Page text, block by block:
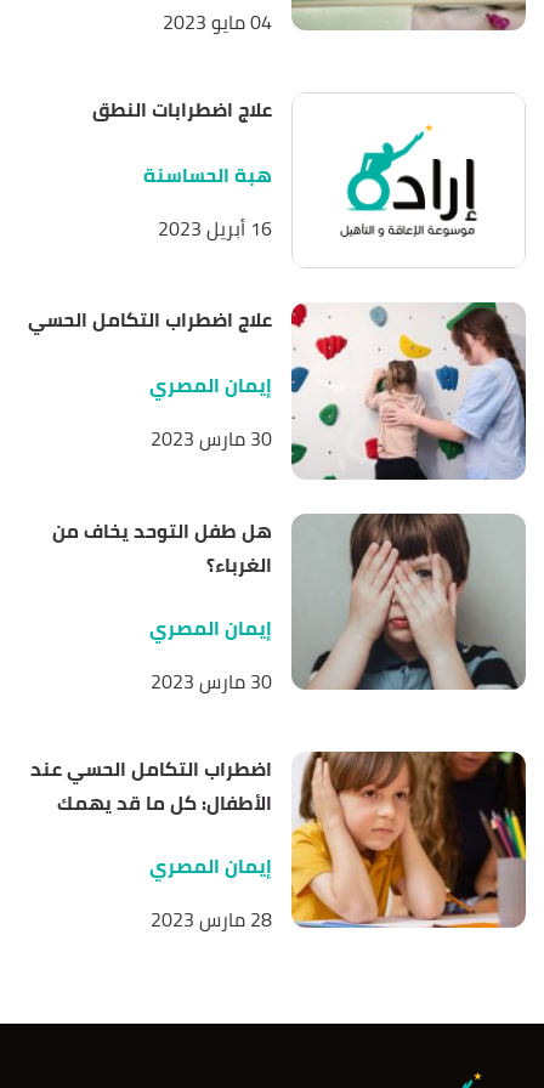
Retrieved 15/5/2023. Edited.
^
"Metatarsus Adductus"
hopkinsmedicine,
Retrieved 15/5/2023. Edited.
"Clubfoot and Other Foot Defects"
,msdmanuals
Retrieved 15/5/2023. Edited.
^
"Newborn Feet: Common Deformities"
,
, Retrieved 15/5/2023. Edited.
04 مايو 2023
علاج اضطرابات النطق
هبة الحساسنة
16 أبريل 2023
علاج اضطراب التكامل الحسي
إيمان المصري
30 مارس 2023
هل طفل التوحد يخاف من
الغرباء؟
إيمان المصري
30 مارس 2023
اضطراب التكامل الحسي عند
الأطفال: كل ما قد يهمك
إيمان المصري
28 مارس 2023